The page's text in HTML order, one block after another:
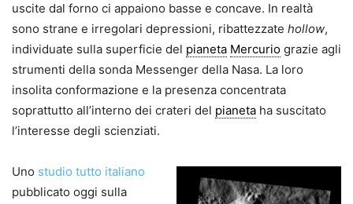
uscite dal forno ci appaiono basse e concave. In realtà
sono strane e irregolari depressioni, ribattezzate hollow,
individuate sulla superficie del pianeta Mercurio grazie agli
strumenti della sonda Messenger della Nasa. La loro
insolita conformazione e la presenza concentrata
soprattutto all’interno dei crateri del pianeta ha suscitato
l’interesse degli scienziati.
Uno studio tutto italiano
pubblicato oggi sulla